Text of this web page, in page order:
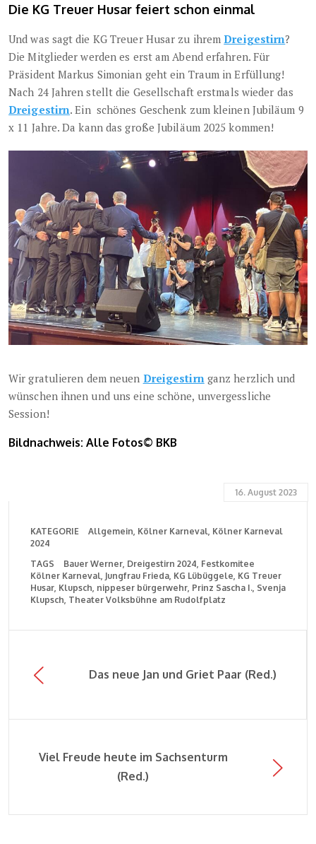
Die KG Treuer Husar feiert schon einmal
Und was sagt die KG Treuer Husar zu ihremDreigestirn?
Die Mitglieder werden es erst am Abend erfahren. Für
Präsident Markus Simonian geht ein Traum in Erfüllung!
Nach 24 Jahren stellt die Gesellschaft erstmals wieder das
Dreigestirn. Ein schönes Geschenk zum kleinen Jubiläum 9
x 11 Jahre. Da kann das große Jubiläum 2025 kommen!
Wir gratulieren dem neuen Dreigestirnganz herzlich und
wünschen ihnen und uns eine schöne, unvergessliche
Session!
Bildnachweis: Alle Fotos© BKB
16. August 2023
KATEGORIE Allgemein Kölner Karneval Kölner Karneval
2024
TAGS
Bauer Werner Dreigestirn 2024 Festkomitee
Kölner Karneval Jungfrau Frieda KG Lübüggele KG Treuer
Husar Klupsch nippeser bürgerwehr Prinz Sascha I. Svenja
Klupsch Theater Volksbühne am Rudolfplatz
Das neue Jan und Griet Paar (Red.)
Viel Freude heute im Sachsenturm
(Red.)